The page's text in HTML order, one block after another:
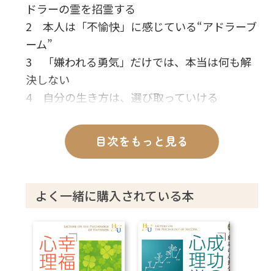
ドラーの霊を招霊する
2 本人は「不愉快」に感じている“アドラーブ
ーム”
3 「嫌われる勇気」だけでは、本当は何も解
決しない
4 自分の生き方は、選び取っていける
6 「劣等感」は自分と他人との価値観のズレ
7 心理学の分析対象にならない人たちとは
8 このままだと「心理学は滅びる」
9 心理学と宗教の「違い」と「重なり」
10 「過去世」と「他の哲学者たちとの関
係」を訊く
目次をもっと見る
よく一緒に購入されている本